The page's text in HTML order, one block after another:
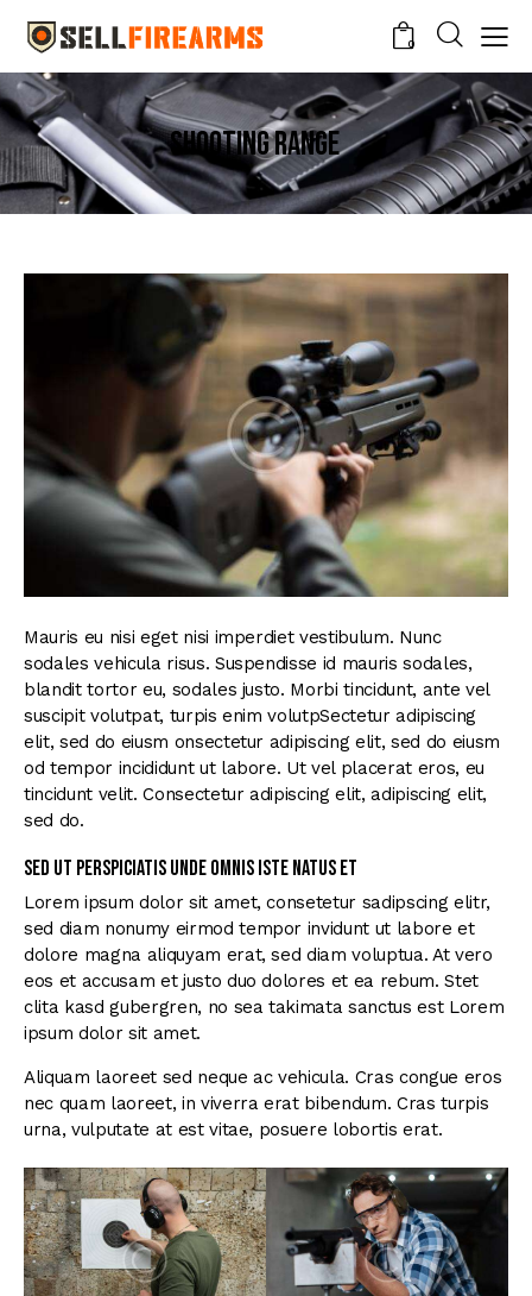
0
Shooting range
Mauris eu nisi eget nisi imperdiet vestibulum. Nunc
sodales vehicula risus. Suspendisse id mauris sodales,
blandit tortor eu, sodales justo. Morbi tincidunt, ante vel
suscipit volutpat, turpis enim volutpSectetur adipiscing
elit, sed do eiusm onsectetur adipiscing elit, sed do eiusm
od tempor incididunt ut labore. Ut vel placerat eros, eu
tincidunt velit. Consectetur adipiscing elit, adipiscing elit,
sed do.
Sed ut perspiciatis unde omnis iste natus et
Lorem ipsum dolor sit amet, consetetur sadipscing elitr,
sed diam nonumy eirmod tempor invidunt ut labore et
dolore magna aliquyam erat, sed diam voluptua. At vero
eos et accusam et justo duo dolores et ea rebum. Stet
clita kasd gubergren, no sea takimata sanctus est Lorem
ipsum dolor sit amet.
Aliquam laoreet sed neque ac vehicula. Cras congue eros
nec quam laoreet, in viverra erat bibendum. Cras turpis
urna, vulputate at est vitae, posuere lobortis erat.